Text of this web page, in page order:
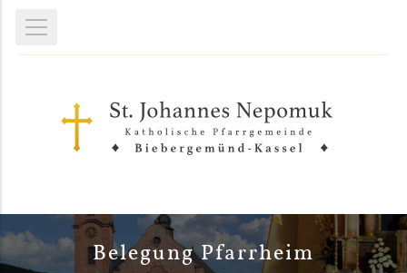
Belegung Pfarrheim